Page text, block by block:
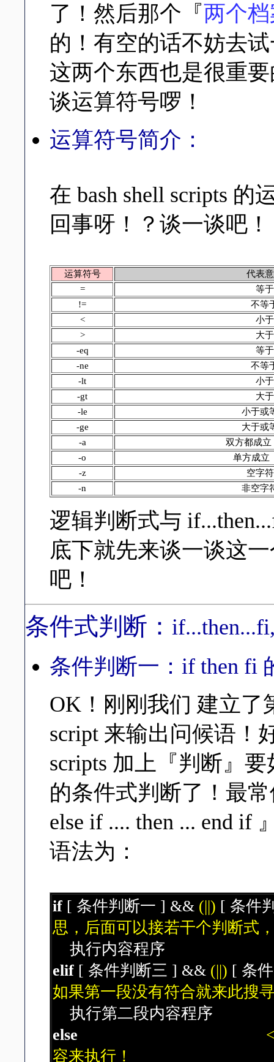
了！然后那个『两个
的！有空的话不妨去
这两个东西也是很重
谈运算符号啰！
运算符号简介：
在 bash shell scripts
回事呀！？谈一谈吧！
运算符号
代表
=
等于
!=
不等
<
小于
>
大于
-eq
等于
-ne
不等
-lt
小于
-gt
大于
-le
小于或
-ge
大于或
-a
双方都成立
-o
单方成立
-z
空字
-n
非空字
逻辑判断式与
底下就先来谈一谈这
吧！
条件式判断：
条件判断一：if then fi
OK！刚刚我们 建立了
script 来输出问候语！
scripts 加上『判断』
的条件式判断了！最
else if .... then ... end if
语法为：
if [ 条件判断一 ] && (||) [ 条件
思，后面可以接若干个判断式
执行内容程序
elif [ 条件判断三 ] && (||) [ 条
如果第一段没有符合就来此搜
执行第二段内容程序
else
容来执行！